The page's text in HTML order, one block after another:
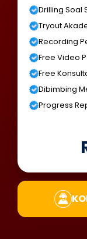
Drilling Soal
Tryout
Recording
Free Video
Free
Dibimbing
Progress